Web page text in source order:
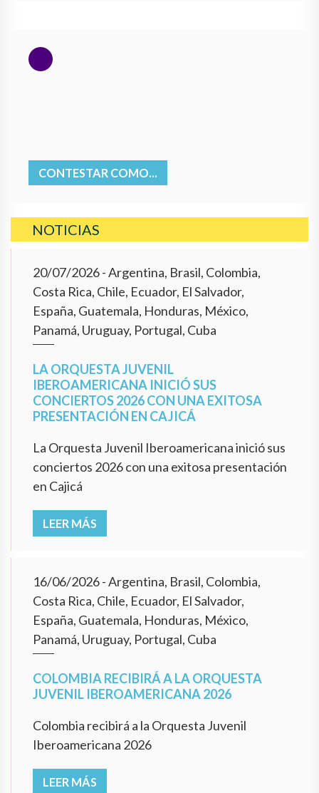
CONTESTAR COMO...
NOTICIAS
20/07/2026- Argentina, Brasil, Colombia,
Costa Rica, Chile, Ecuador, El Salvador,
España, Guatemala, Honduras, México,
Panamá, Uruguay, Portugal, Cuba
LA ORQUESTA JUVENIL
IBEROAMERICANA INICIÓ SUS
CONCIERTOS 2026 CON UNA EXITOSA
PRESENTACIÓN EN CAJICÁ
La Orquesta Juvenil Iberoamericana inició sus
conciertos 2026 con una exitosa presentación
en Cajicá
LEER MÁS
16/06/2026- Argentina, Brasil, Colombia,
Costa Rica, Chile, Ecuador, El Salvador,
España, Guatemala, Honduras, México,
Panamá, Uruguay, Portugal, Cuba
COLOMBIA RECIBIRÁ A LA ORQUESTA
JUVENIL IBEROAMERICANA 2026
Colombia recibirá a la Orquesta Juvenil
Iberoamericana 2026
LEER MÁS